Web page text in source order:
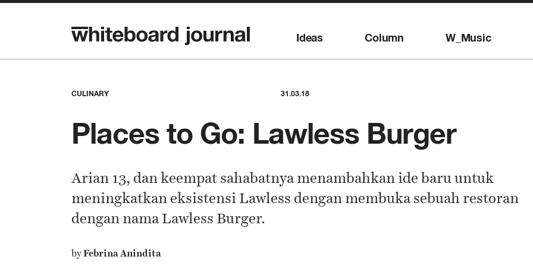
Ideas Column W_Music
CULINARY 31.03.18
Places to Go: Lawless Burger
Arian 13, dan keempat sahabatnya menambahkan ide baru untuk
meningkatkan eksistensi Lawless dengan membuka sebuah restoran
dengan nama Lawless Burger.
byFebrina Anindita